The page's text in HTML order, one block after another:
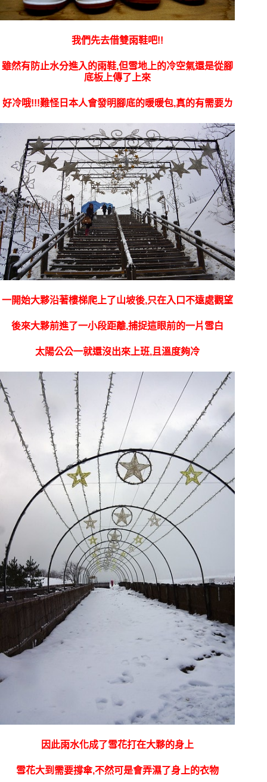
我們先去借雙雨鞋吧!!
雖然有防止水分進入的雨鞋,但雪地上的冷空氣還是從腳
底板上傳了上來
好冷哦!!!難怪日本人會發明腳底的暖暖包,真的有需要ㄌ
一開始大夥沿著樓梯爬上了山坡後,只在入口不遠處觀望
後來大夥前進了一小段距離,捕捉這眼前的一片雪白
太陽公公一就還沒出來上班,且溫度夠冷
因此雨水化成了雪花打在大夥的身上
雪花大到需要撐傘,不然可是會弄濕了身上的衣物